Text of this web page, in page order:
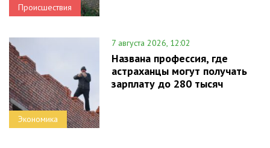
Происшествия
Экономика
7 августа 2026, 12:02
Названа профессия, где
астраханцы могут получать
зарплату до 280 тысяч